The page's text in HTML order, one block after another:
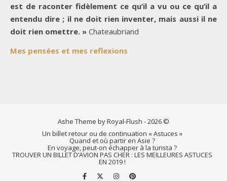
est de raconter fidèlement ce qu’il a vu ou ce qu’il a
entendu dire ; il ne doit rien inventer, mais aussi il ne
doit rien omettre. » Chateaubriand
Mes pensées et mes reflexions
Ashe Theme by Royal-Flush - 2026 ©
Un billet retour ou de continuation « Astuces »
Quand et où partir en Asie ?
En voyage, peut-on échapper à la turista ?
TROUVER UN BILLET D’AVION PAS CHER : LES MEILLEURES ASTUCES
EN 2019 !